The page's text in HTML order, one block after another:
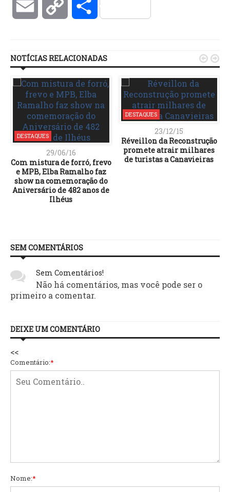
Email Copy Compartilhar
NOTÍCIAS RELACIONADAS
DESTAQUES
29/06/16
Com mistura de forró, frevo
e MPB, Elba Ramalho faz
show na comemoração do
Aniversário de 482 anos de
Ilhéus
DESTAQUES
23/12/15
Réveillon da Reconstrução
promete atrair milhares
de turistas a Canavieiras
 
SEM COMENTÁRIOS
Sem Comentários!
Não há comentários, mas você pode ser o
primeiro a comentar.
DEIXE UM COMENTÁRIO
<<
Comentário:*
Nome:*